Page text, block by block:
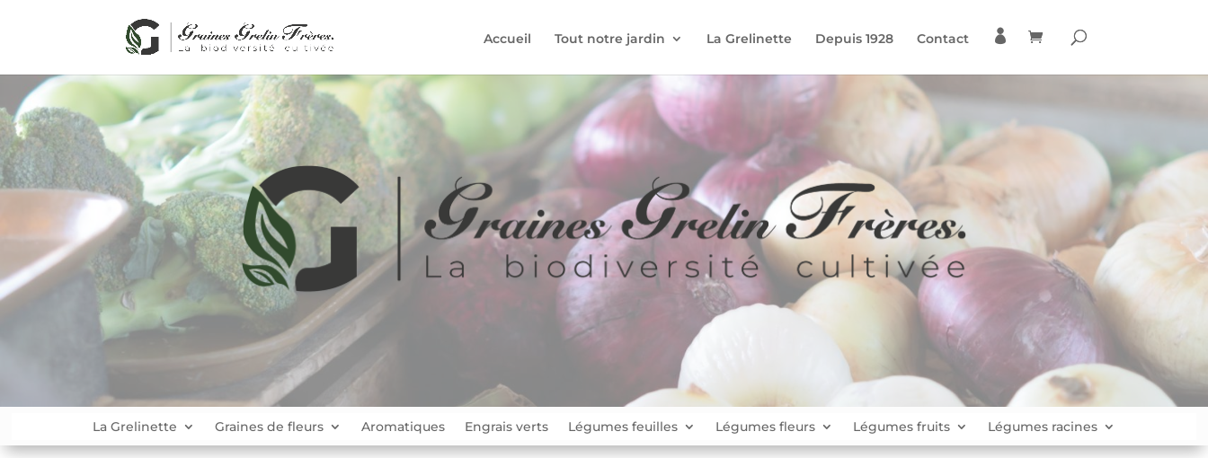
Accueil Tout notre jardin La Grelinette Depuis 1928 Contact 
La Grelinette Graines de fleurs Aromatiques Engrais verts Légumes feuilles Légumes fleurs Légumes fruits Légumes racines